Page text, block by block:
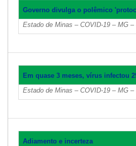
Governo divulga o polêmico
Estado de Minas – COVID-19 – MG
Em quase 3 meses, vírus infectou
Estado de Minas – COVID-19 – MG
Adiamento e incerteza